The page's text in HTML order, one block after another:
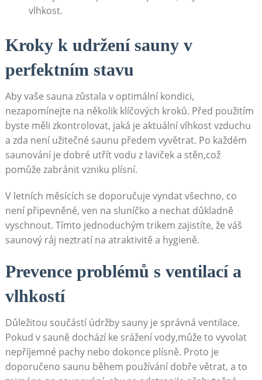
vlhkost.
Kroky k udržení sauny ⁢v
perfektním stavu
Aby vaše‍ sauna zůstala v ⁣optimální kondici,
⁤nezapomínejte na několik⁢ klíčových kroků. Před použitím
byste‍ měli zkontrolovat, jaká je ‌aktuální vlhkost vzduchu
a zda není užitečné saunu předem vyvětrat. Po ‌každém
saunování je⁢ dobré utřít vodu⁣ z​ laviček a stěn,což
pomůže zabránit vzniku plísní.
V letních měsících se doporučuje‍ vyndat všechno, co
není připevněné, ⁣ven na ⁣sluníčko a ⁢nechat‌ důkladně
vyschnout. Tímto jednoduchým trikem zajistíte, že váš
saunový ráj‌ neztratí na atraktivitě a⁢ hygieně.
Prevence problémů s ventilací a
vlhkostí
Důležitou součástí‍ údržby ⁤sauny je‌ správná ventilace.
Pokud v ⁣sauně dochází ke srážení vody,může to vyvolat⁤
nepříjemné ‍pachy ⁢nebo dokonce plísně. ⁢Proto je‌
doporučeno ‍saunu během⁢ používání dobře větrat, a to